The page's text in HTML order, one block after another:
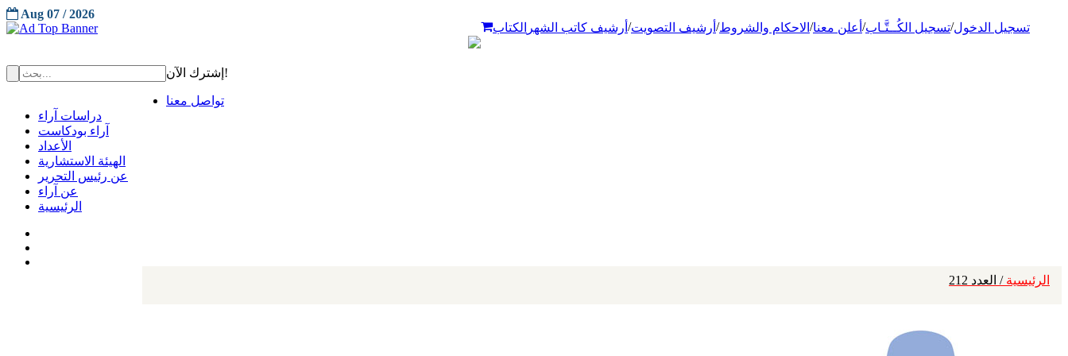
تسجيل الدخول/تسجيل الكُــتَّـاب/ أعلن معنا/ الاحكام والشروط/ أرشيف التصويت/ أرشيف كاتب الشهر الكتاب
Aug 07 / 2026
إشترك الآن!
تواصل معنا
دراسات آراء
آراء بودكاست
الأعداد
الهيئة الاستشارية
عن رئيس التحرير
عن آراء
الرئيسية
الرئيسية / العدد 212